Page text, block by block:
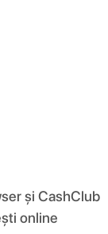
și CashClub
online